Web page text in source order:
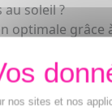
au soleil ?
optimale grâce
toute la
non collante
un acte
nos sites et nos